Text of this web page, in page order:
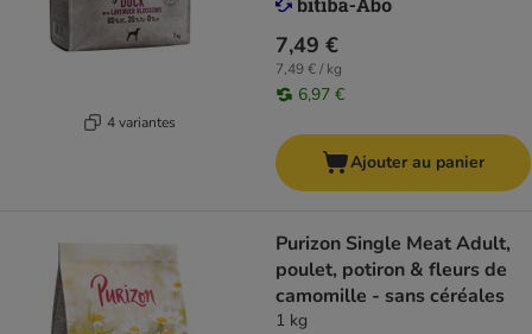
4 variantes
7,49 €
7,49 € / kg
6,97 €
Ajouter au panier
Purizon Single Meat Adult,
poulet, potiron & fleurs de
camomille - sans céréales
1 kg